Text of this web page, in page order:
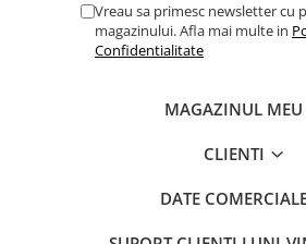
Vreau sa primesc newsletter cu
magazinului. Afla mai multe in
Confidentialitate
MAGAZINUL MEU
CLIENTI
DATE